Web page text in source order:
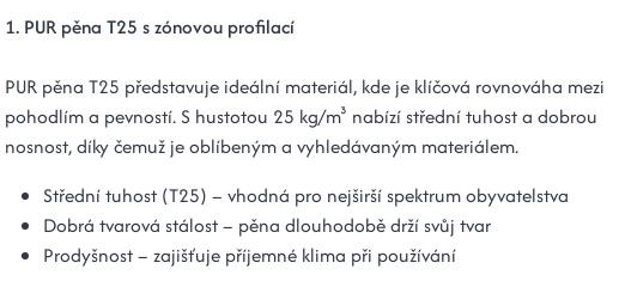
1. PUR pěna T25 s zónovou profilací
PUR pěna T25 představuje ideální materiál, kde je klíčová rovnováha mezi
pohodlím a pevností. S hustotou 25 kg/m³ nabízí střední tuhost a dobrou
nosnost, díky čemuž je oblíbeným a vyhledávaným materiálem.
Střední tuhost (T25) – vhodná pro nejširší spektrum obyvatelstva
Dobrá tvarová stálost – pěna dlouhodobě drží svůj tvar
Prodyšnost – zajišťuje příjemné klima při používání